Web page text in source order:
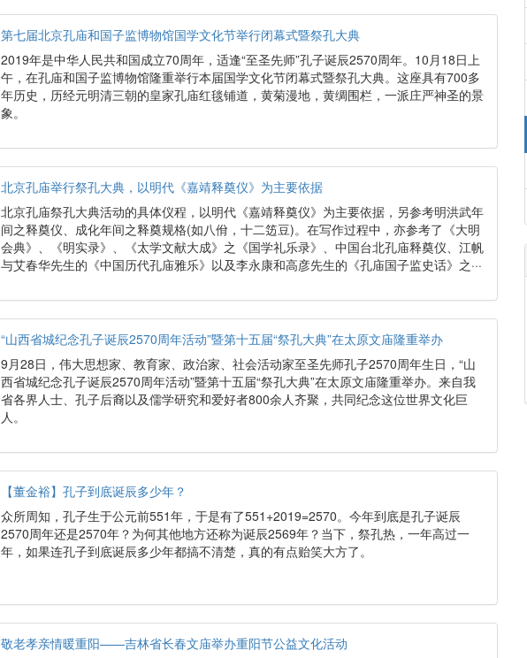
第七届北京孔庙和国子监博物馆国学文化节举行闭幕式暨祭孔大典
2019年是中华人民共和国成立70周年，适逢“至圣先师”孔子诞辰2570周年。10月18日上
午，在孔庙和国子监博物馆隆重举行本届国学文化节闭幕式暨祭孔大典。这座具有700多
年历史，历经元明清三朝的皇家孔庙红毯铺道，黄菊漫地，黄绸围栏，一派庄严神圣的景
象。
北京孔庙举行祭孔大典，以明代《嘉靖释奠仪》为主要依据
北京孔庙祭孔大典活动的具体仪程，以明代《嘉靖释奠仪》为主要依据，另参考明洪武年
间之释奠仪、成化年间之释奠规格(如八佾，十二笾豆)。在写作过程中，亦参考了《大明
会典》、《明实录》、《太学文献大成》之《国学礼乐录》、中国台北孔庙释奠仪、江帆
与艾春华先生的《中国历代孔庙雅乐》以及李永康和高彦先生的《孔庙国子监史话》之···
“山西省城纪念孔子诞辰2570周年活动”暨第十五届“祭孔大典”在太原文庙隆重举办
9月28日，伟大思想家、教育家、政治家、社会活动家至圣先师孔子2570周年生日，“山
西省城纪念孔子诞辰2570周年活动”暨第十五届“祭孔大典”在太原文庙隆重举办。来自我
省各界人士、孔子后裔以及儒学研究和爱好者800余人齐聚，共同纪念这位世界文化巨
人。
【董金裕】孔子到底诞辰多少年？
众所周知，孔子生于公元前551年，于是有了551+2019=2570。今年到底是孔子诞辰
2570周年还是2570年？为何其他地方还称为诞辰2569年？当下，祭孔热，一年高过一
年，如果连孔子到底诞辰多少年都搞不清楚，真的有点贻笑大方了。
敬老孝亲情暖重阳——吉林省长春文庙举办重阳节公益文化活动